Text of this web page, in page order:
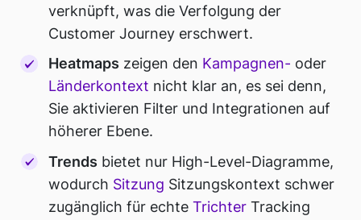
verknüpft, was die Verfolgung der
Customer Journey erschwert.
Heatmaps zeigen den Kampagnen- oder
Länderkontext nicht klar an, es sei denn,
Sie aktivieren Filter und Integrationen auf
höherer Ebene.
Trends bietet nur High-Level-Diagramme,
wodurch Sitzung Sitzungskontext schwer
zugänglich für echteTrichter Tracking